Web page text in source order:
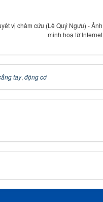
vị châm cứu (Lê Quý Ngưu) - Ảnh
minh hoạ từ Internet
tay, động cơ